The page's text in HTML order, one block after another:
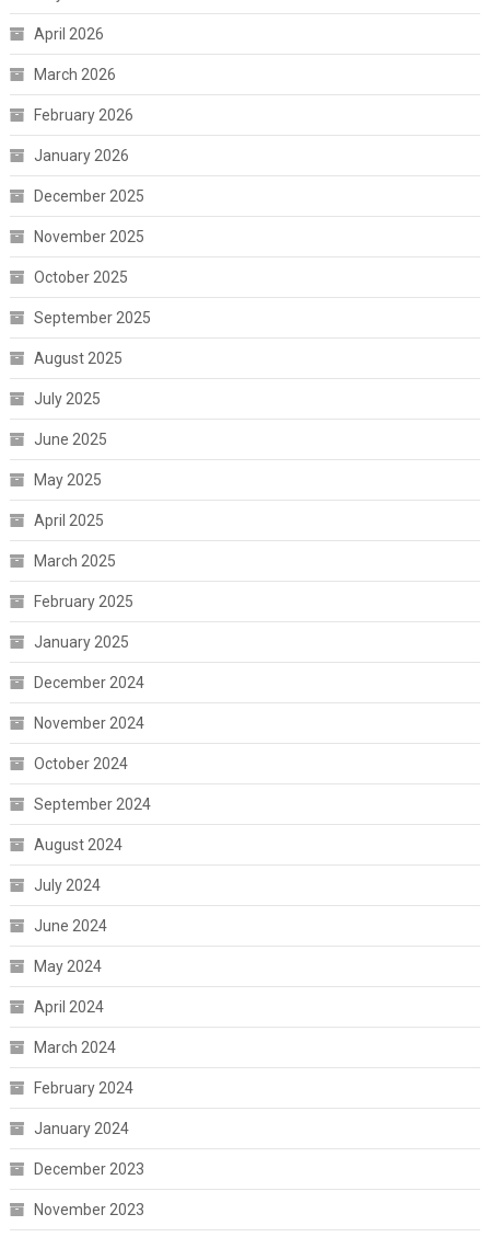
April 2026
March 2026
February 2026
January 2026
December 2025
November 2025
October 2025
September 2025
August 2025
July 2025
June 2025
May 2025
April 2025
March 2025
February 2025
January 2025
December 2024
November 2024
October 2024
September 2024
August 2024
July 2024
June 2024
May 2024
April 2024
March 2024
February 2024
January 2024
December 2023
November 2023